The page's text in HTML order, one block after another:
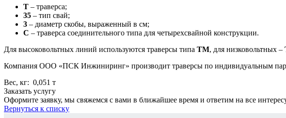
Т – траверса;
35 – тип свай;
3 – диаметр скобы, выраженный в см;
С – траверса соединительного типа для четырехсвайной конструкции.
Для высоковольтных линий используются траверсы типа ТМ, для низковольтных –
Компания ООО «ПСК Инжиниринг» производит траверсы по индивидуальным
Вес, кг: 0,051 т
Заказать услугу
Оформите заявку, мы свяжемся с вами в ближайшее время и ответим на все
Вернуться к списку